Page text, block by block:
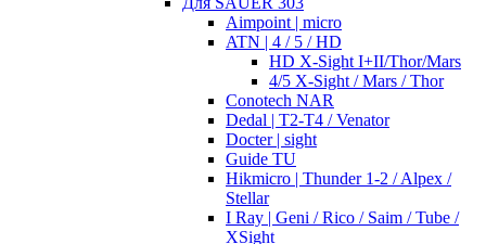
Aimpoint | micro
ATN | 4 / 5 / HD
HD X-Sight I+II/Thor/Mars
4/5 X-Sight / Mars / Thor
Conotech NAR
Dedal | T2-T4 / Venator
Docter | sight
Guide TU
Hikmicro | Thunder 1-2 / Alpex /
Stellar
I Ray | Geni / Rico / Saim / Tube /
XSight